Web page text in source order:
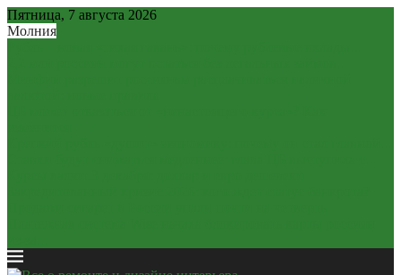
Пятница, 7 августа 2026
Молния